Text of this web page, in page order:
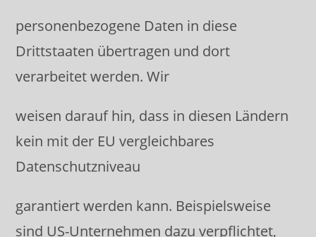
personenbezogene Daten in diese
Drittstaaten übertragen und dort
verarbeitet werden. Wir
weisen darauf hin, dass in diesen Ländern
kein mit der EU vergleichbares
Datenschutzniveau
garantiert werden kann. Beispielsweise
sind US-Unternehmen dazu verpflichtet,